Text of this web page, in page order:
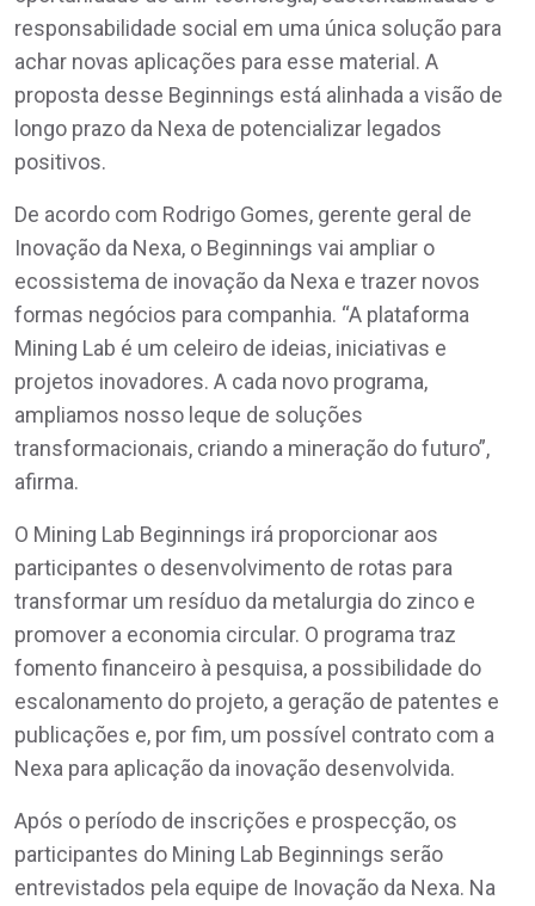
responsabilidade social em uma única solução para
achar novas aplicações para esse material. A
proposta desse Beginnings está alinhada a visão de
longo prazo da Nexa de potencializar legados
positivos.
De acordo com Rodrigo Gomes, gerente geral de
Inovação da Nexa, o Beginnings vai ampliar o
ecossistema de inovação da Nexa e trazer novos
formas negócios para companhia. “A plataforma
Mining Lab é um celeiro de ideias, iniciativas e
projetos inovadores. A cada novo programa,
ampliamos nosso leque de soluções
transformacionais, criando a mineração do futuro”,
afirma.
O Mining Lab Beginnings irá proporcionar aos
participantes o desenvolvimento de rotas para
transformar um resíduo da metalurgia do zinco e
promover a economia circular. O programa traz
fomento financeiro à pesquisa, a possibilidade do
escalonamento do projeto, a geração de patentes e
publicações e, por fim, um possível contrato com a
Nexa para aplicação da inovação desenvolvida.
Após o período de inscrições e prospecção, os
participantes do Mining Lab Beginnings serão
entrevistados pela equipe de Inovação da Nexa. Na